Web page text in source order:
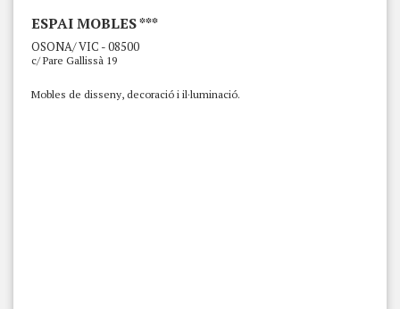
ESPAI MOBLES ***
OSONA/ VIC - 08500
c/ Pare Gallissà 19
Mobles de disseny, decoració i il·luminació.